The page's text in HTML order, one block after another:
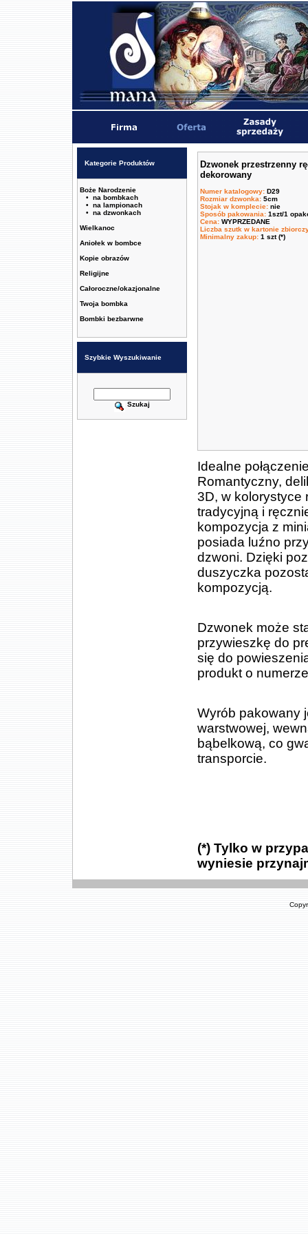
Kategorie Produktów
Boże Narodzenie
• na bombkach
• na lampionach
• na dzwonkach
Wielkanoc
Aniołek w bombce
Kopie obrazów
Religijne
Całoroczne/okazjonalne
Twoja bombka
Bombki bezbarwne
Szybkie Wyszukiwanie
Szukaj
Dzwonek przestrzenny
dekorowany
Numer katalogowy: D29
Rozmiar dzwonka: 5cm
Stojak w komplecie: nie
Sposób pakowania: 1szt/1
Cena: WYPRZEDANE
Liczba szutk w kartonie
Minimalny zakup: 1 szt (*)
Idealne
Romantyczny,
3D, w kolorystyce
tradycyjną i
kompozycja z
posiada luźno
dzwoni. Dzięki
duszyczka
kompozycją.
Dzwonek może
przywieszkę do
się do
produkt o
Wyrób pakowany
warstwowej,
bąbelkową, co
transporcie.
(*) Tylko w
wyniesie